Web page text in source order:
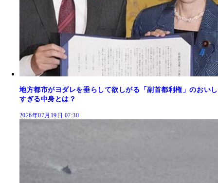
地方都市がヨダレを垂らして欲しがる「副首都利権」のおいし
すぎる中身とは？
2026年07月19日 07:30